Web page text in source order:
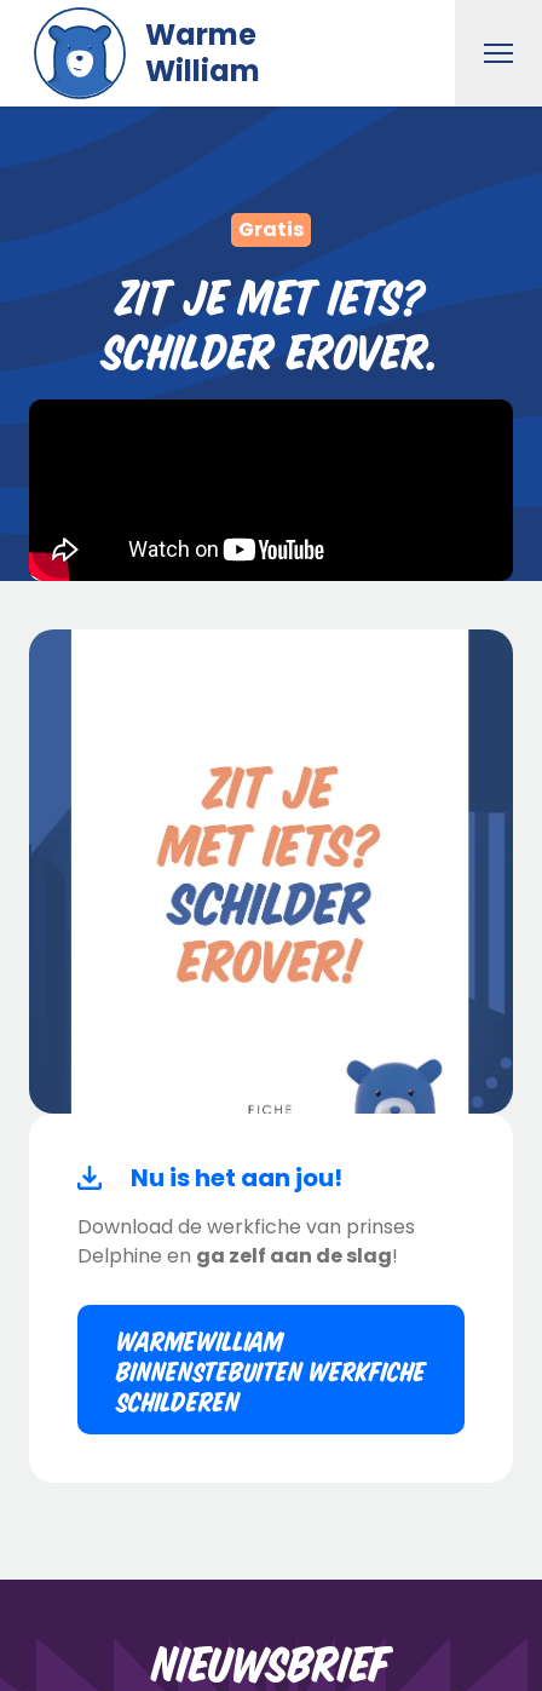
Naar hoofdinhoud gaan
Warme
William
Gratis
Zit je met iets?
SCHILDERerover.
Nu is het aan jou!
Download de werkfiche van prinses
Delphine en ga zelf aan de slag!
WARMEWILLIAM
BINNENSTEBUITEN WERKFICHE
SCHILDEREN
Nieuwsbrief